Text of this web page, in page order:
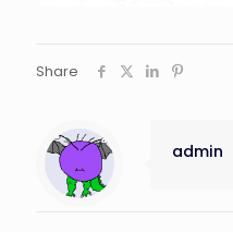
Share
admin